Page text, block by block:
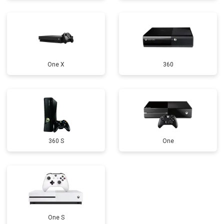
One X 360
360 S One
One S